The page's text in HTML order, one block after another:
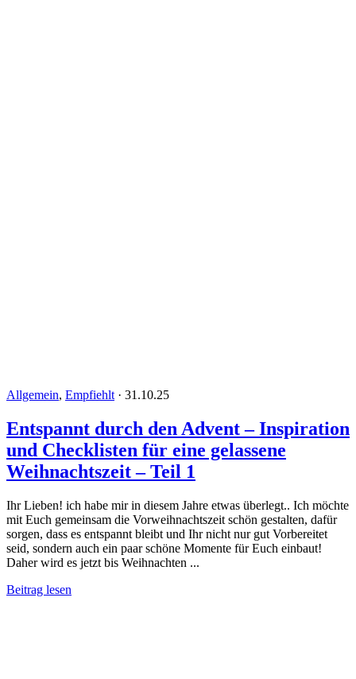
Allgemein, Empfiehlt · 31.10.25
Entspannt durch den Advent – Inspiration
und Checklisten für eine gelassene
Weihnachtszeit – Teil 1
Ihr Lieben! ich habe mir in diesem Jahre etwas überlegt.. Ich möchte
mit Euch gemeinsam die Vorweihnachtszeit schön gestalten, dafür
sorgen, dass es entspannt bleibt und Ihr nicht nur gut Vorbereitet
seid, sondern auch ein paar schöne Momente für Euch einbaut!
Daher wird es jetzt bis Weihnachten ...
Beitrag lesen